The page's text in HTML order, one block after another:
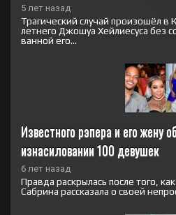
5 лет назад
Трагический случай произошёл
летнего Джошуа Хейлиесуса без
ванной его...
Известного рэпера и его жену
изнасиловании 100 девушек
6 лет назад
Правда раскрылась после того,
Сабрина рассказала о своей